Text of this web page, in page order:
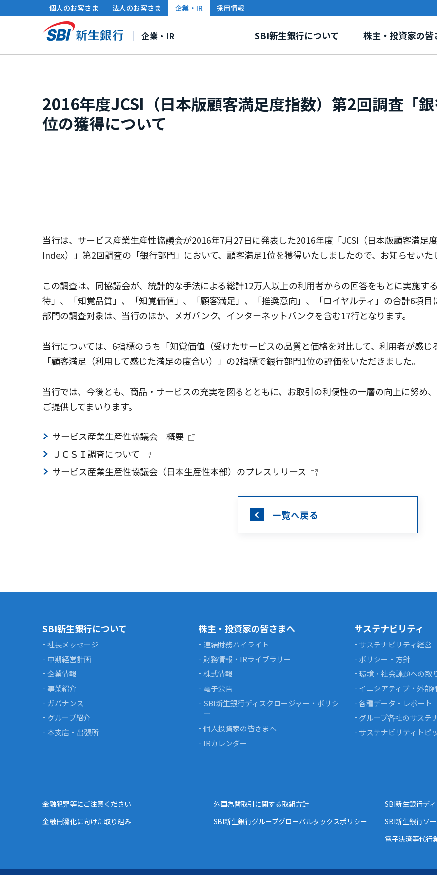
2016年度JCSI（日本版顧客満足度指数）第2回調査「
位の獲得について
当行は、サービス産業生産性協議会が2016年7月27日に発表した2016年度「JCSI（日本版顧客満
Index）」第2回調査の「銀行部門」において、顧客満足1位を獲得いたしましたので、お知らせいた
この調査は、同協議会が、統計的な手法による総計12万人以上の利用者からの回答をもとに実施す
待」、「知覚品質」、「知覚価値」、「顧客満足」、「推奨意向」、「ロイヤルティ」の合計6項
部門の調査対象は、当行のほか、メガバンク、インターネットバンクを含む17行となります。
当行については、6指標のうち「知覚価値（受けたサービスの品質と価格を対比して、利用者が感
「顧客満足（利用して感じた満足の度合い）」の2指標で銀行部門1位の評価をいただきました。
当行では、今後とも、商品・サービスの充実を図るとともに、お取引の利便性の一層の向上に努め
ご提供してまいります。
サービス産業生産性協議会 概要
ＪＣＳＩ調査について
サービス産業生産性協議会（日本生産性本部）のプレスリリース
一覧へ戻る
SBI新生銀行について
社長メッセージ
中期経営計画
企業情報
事業紹介
ガバナンス
グループ紹介
本支店・出張所
株主・投資家の皆さまへ
連結財務ハイライト
財務情報・IRライブラリー
株式情報
電子公告
SBI新生銀行ディスクロージャー・ポリシ
ー
個人投資家の皆さまへ
IRカレンダー
サステナビリティ
サステナビリティ経営
ポリシー・方針
環境・社会課題への取
イニシアティブ・外部
各種データ・レポート
グループ各社のサステ
サステナビリティトピ
金融犯罪等にご注意ください
金融円滑化に向けた取り組み
外国為替取引に関する取組方針
SBI新生銀行グループグローバルタックスポリシー
SBI新生銀行デ
SBI新生銀行ソ
電子決済等代行
個人のお客さま 法人のお客さま 企業・IR 採用情報
社長メッセージ 中期経営計画 企業情報 事業紹介 ガバナンス グループ紹介
SBI新生銀行について
連結財務ハイライト 財務情報・IRライブラリー 株式情報 電子公告
SBI新生銀行ディス
個人投資家の皆さまへ
株主・投資家の皆
サステナビリティ経営 ポリシー・方針 環境・社会課題への取り組み
イニシアティブ・外部評
グループ各社のサステナビリティ
企業・IR